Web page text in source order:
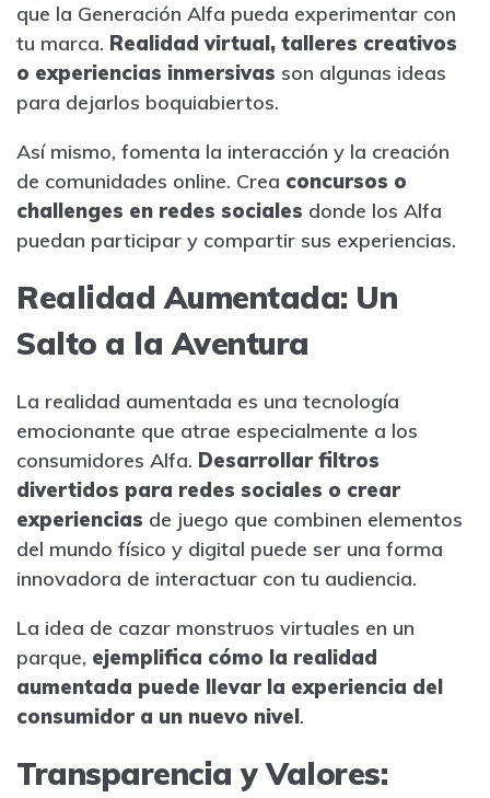
que la Generación Alfa pueda experimentar con
tu marca. Realidad virtual, talleres creativos
o experiencias inmersivas son algunas ideas
para dejarlos boquiabiertos.
Así mismo, fomenta la interacción y la creación
de comunidades online. Crea concursos o
challenges en redes sociales donde los Alfa
puedan participar y compartir sus experiencias.
Realidad Aumentada: Un
Salto a la Aventura
La realidad aumentada es una tecnología
emocionante que atrae especialmente a los
consumidores Alfa. Desarrollar filtros
divertidos para redes sociales o crear
experiencias de juego que combinen elementos
del mundo físico y digital puede ser una forma
innovadora de interactuar con tu audiencia.
La idea de cazar monstruos virtuales en un
parque, ejemplifica cómo la realidad
aumentada puede llevar la experiencia del
consumidor a un nuevo nivel.
Transparencia y Valores: